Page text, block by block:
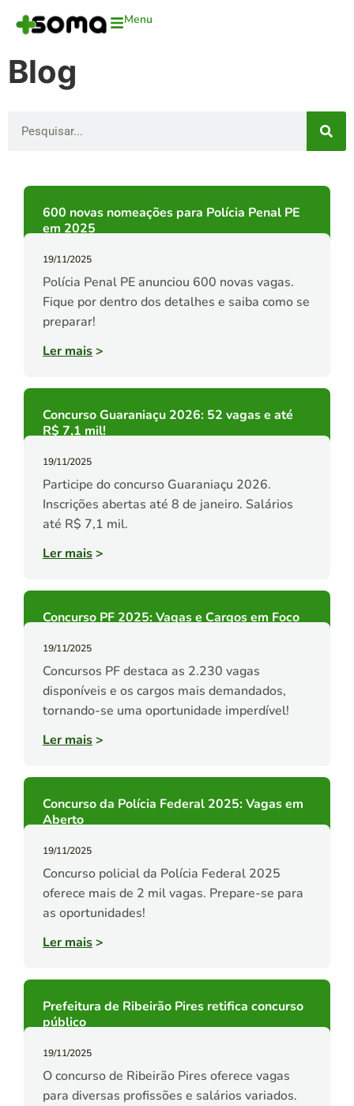
Menu
Blog
600 novas nomeações para Polícia Penal PE
em 2025
19/11/2025
Polícia Penal PE anunciou 600 novas vagas.
Fique por dentro dos detalhes e saiba como se
preparar!
Ler mais>
Concurso Guaraniaçu 2026: 52 vagas e até
R$ 7,1 mil!
19/11/2025
Participe do concurso Guaraniaçu 2026.
Inscrições abertas até 8 de janeiro. Salários
até R$ 7,1 mil.
Ler mais>
Concurso PF 2025: Vagas e Cargos em Foco
19/11/2025
Concursos PF destaca as 2.230 vagas
disponíveis e os cargos mais demandados,
tornando-se uma oportunidade imperdível!
Ler mais>
Concurso da Polícia Federal 2025: Vagas em
Aberto
19/11/2025
Concurso policial da Polícia Federal 2025
oferece mais de 2 mil vagas. Prepare-se para
as oportunidades!
Ler mais>
Prefeitura de Ribeirão Pires retifica concurso
público
19/11/2025
O concurso de Ribeirão Pires oferece vagas
para diversas profissões e salários variados.